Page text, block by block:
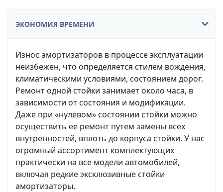
ЭКОНОМИЯ ВРЕМЕНИ
Износ амортизаторов в процессе эксплуатации
неизбежен, что определяется стилем вождения,
климатическими условиями, состоянием дорог.
Ремонт одной стойки занимает около часа, в
зависимости от состояния и модификации.
Даже при «нулевом» состоянии стойки можно
осуществить ее ремонт путем замены всех
внутренностей, вплоть до корпуса стойки. У нас
огромный ассортимент комплектующих
практически на все модели автомобилей,
включая редкие эксклюзивные стойки
амортизаторы.